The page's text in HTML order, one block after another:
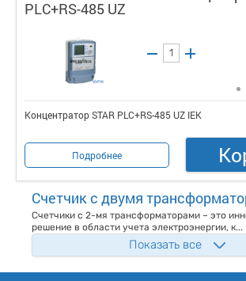
PLC+RS-485 UZ
Концентратор STAR PLC+RS-485 UZ IEK
Подробнее
Счетчик с двумя
Счетчики с 2-мя трансформаторами – это
решение в области учета электроэнергии, к...
Показать все